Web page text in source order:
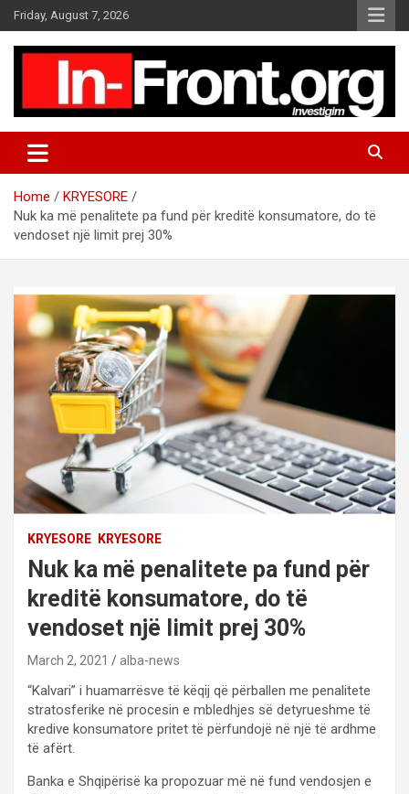
k
Friday, August 7, 2026
Home
KRYESORE
Nuk ka më penalitete pa fund për kreditë konsumatore, do të
vendoset një limit prej 30%
KRYESORE KRYESORE
Nuk ka më penalitete pa fund për
kreditë konsumatore, do të
vendoset një limit prej 30%
March 2, 2021 alba-news
“Kalvari” i huamarrësve të këqij që përballen me penalitete
stratosferike në procesin e mbledhjes së detyrueshme të
kredive konsumatore pritet të përfundojë në një të ardhme
të afërt.
Banka e Shqipërisë ka propozuar më në fund vendosjen e